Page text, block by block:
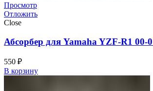
Просмотр
Отложить
Close
Абсорбер для Yamaha YZF-R1 00-
550 ₽
В корзину